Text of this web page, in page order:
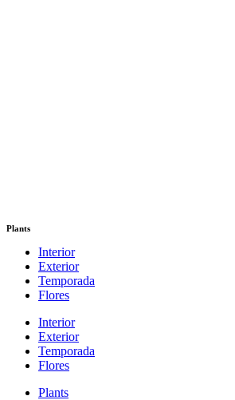
Plants
Interior
Exterior
Temporada
Flores
Interior
Exterior
Temporada
Flores
Plants